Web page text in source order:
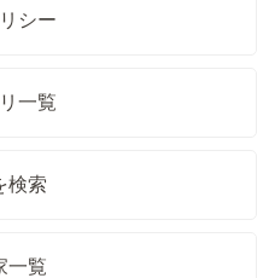
シー
一覧
検索
一覧